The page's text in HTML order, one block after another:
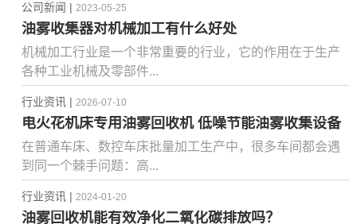
公司新闻 |2023-05-25
油雾收集器对机械加工有什么好处
机械加工行业是一个非常重要的行业，它的作用在于生产
各种工业机械及零部件...
行业资讯 |2026-07-10
电火花机床专用油雾回收机 低噪节能油雾收集设备
在普通车床、数控车床批量加工生产中，很多车间都会遇
到同一个棘手问题：高...
行业资讯 |2024-01-20
油雾回收机能有效净化二氧化碳排放吗？